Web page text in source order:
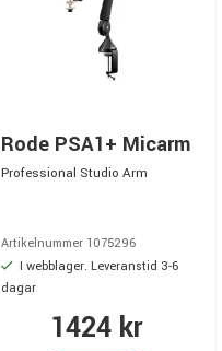
Rode PSA1+ Micarm
Professional Studio Arm
Artikelnummer 1075296
I webblager. Leveranstid 3-6
dagar
1424 kr